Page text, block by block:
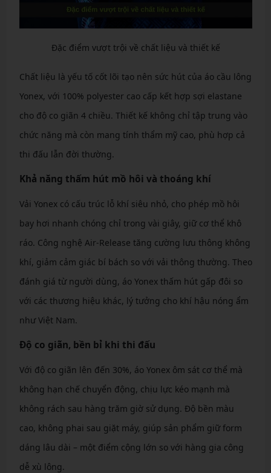
Đặc điểm vượt trội về chất liệu và thiết kế
Chất liệu là yếu tố cốt lõi tạo nên sức hút của áo cầu lông
Yonex, với 100% polyester cao cấp kết hợp sợi elastane
cho độ co giãn 4 chiều. Thiết kế không chỉ tập trung vào
chức năng mà còn mang tính thẩm mỹ cao, phù hợp cả
thi đấu lẫn đời thường.
Khả năng thấm hút mồ hôi và thoáng khí
Vải Yonex có cấu trúc lỗ khí siêu nhỏ, cho phép mồ hôi
bay hơi nhanh chóng chỉ trong vài giây, giữ cơ thể khô
ráo. Công nghệ Air-Release tăng cường lưu thông không
khí, giảm cảm giác bí bách so với vải thông thường. Theo
đánh giá từ người dùng, áo Yonex thấm hút gấp đôi so
với các thương hiệu khác, lý tưởng cho khí hậu nóng ẩm
như Việt Nam.
Độ co giãn, bền bỉ khi thi đấu
Với độ co giãn lên đến 30%, áo Yonex ôm sát cơ thể mà
không hạn chế chuyển động, chịu lực kéo mạnh mà
không rách sau hàng trăm giờ sử dụng. Độ bền màu
cao, không phai sau giặt máy, giúp sản phẩm giữ form
dáng lâu dài – một điểm cộng lớn so với hàng gia công
dễ xù lông.